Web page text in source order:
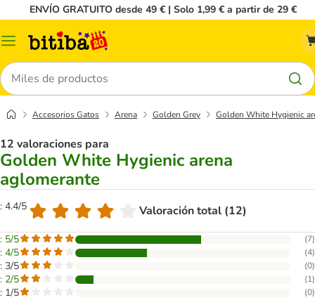
ENVÍO GRATUITO desde 49 € | Solo 1,99 € a partir de 29 €
Menú
Buscar
Accesorios Gatos Arena Golden Grey Golden White Hygienic
12 valoraciones para
Golden White Hygienic arena
aglomerante
: 4.4/5 Valoración total (12)
: 5/5 (7)
: 4/5 (4)
: 3/5 (0)
: 2/5 (1)
: 1/5 (0)